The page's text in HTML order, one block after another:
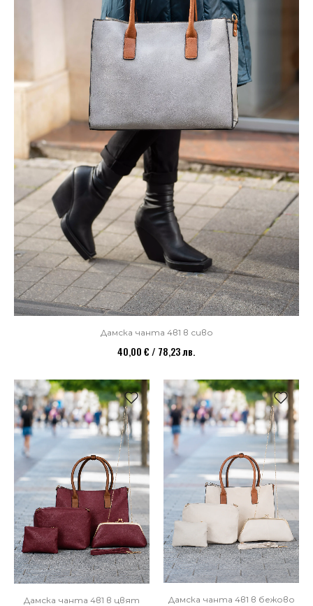
Дамска чанта 4в1 в сиво
40,00 € / 78,23 лв.
НОВО
Дамска чанта 4в1 в цвят
Дамска чанта 4в1 в бежово